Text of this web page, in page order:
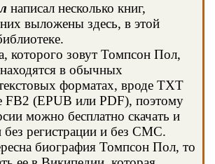
написал несколько книг,
выложены здесь, в этой
которого зовут Томпсон Пол,
в обычных
форматах, вроде TXT
FB2 (EPUB или PDF), поэтому
можно бесплатно скачать и
без регистрации и без СМС.
биография Томпсон Пол, то